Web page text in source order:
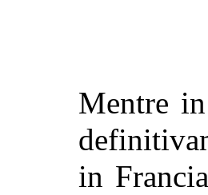
Mentre
in